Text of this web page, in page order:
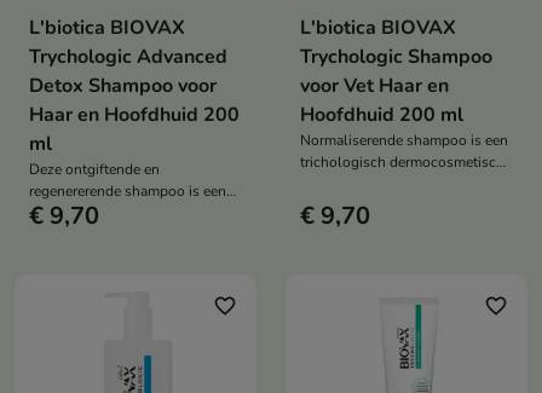
L'biotica BIOVAX
Trychologic Advanced
Detox Shampoo voor
Haar en Hoofdhuid 200
ml
Deze ontgiftende en
regenererende shampoo is een
product voor zwaar haar, haar
€ 9,70
L'biotica BIOVAX
Trychologic Shampoo
voor Vet Haar en
Hoofdhuid 200 ml
Normaliserende shampoo is een
trichologisch dermocosmetisch
verzorging van haar dat de
neiging heeft vet en seborroïsch
€ 9,70
favorite_border favorite_border